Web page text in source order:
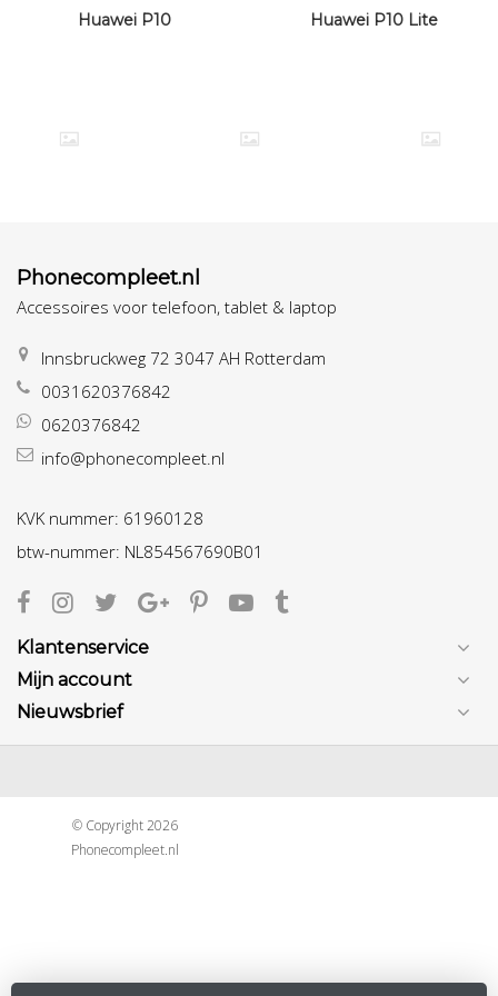
Huawei P10 Huawei P10 Lite
Phonecompleet.nl
Accessoires voor telefoon, tablet & laptop
Innsbruckweg 72 3047 AH Rotterdam
0031620376842
0620376842
info@phonecompleet.nl
KVK nummer: 61960128
btw-nummer: NL854567690B01
Klantenservice
Mijn account
Nieuwsbrief
© Copyright 2026
Phonecompleet.nl